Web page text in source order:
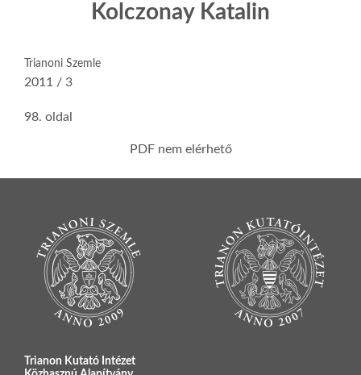
Kolczonay Katalin
Trianoni Szemle
2011 / 3
98. oldal
PDF nem elérhető
Trianon Kutató Intézet